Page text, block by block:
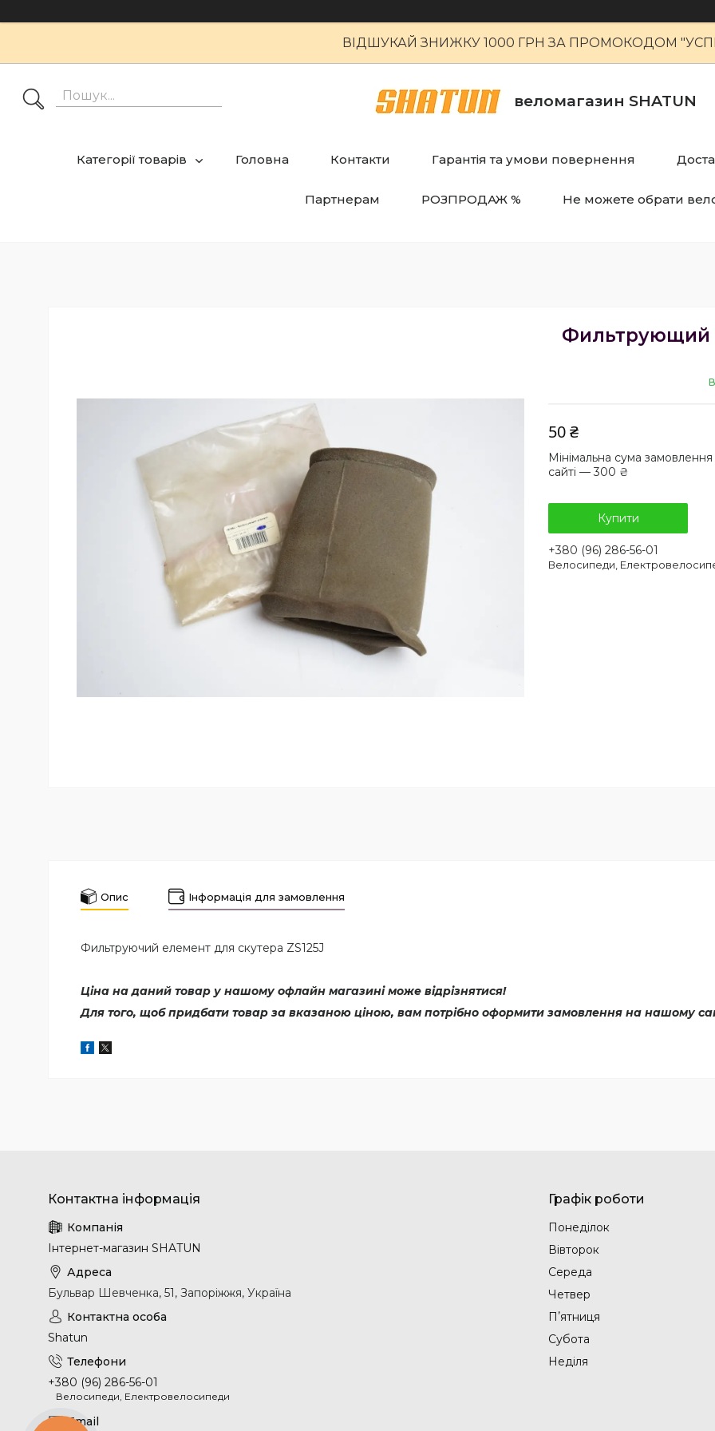
ВІДШУКАЙ ЗНИЖКУ 1000 ГРН ЗА ПРОМОКОДОМ
веломагазин SHATUN
Категорії товарів Головна Контакти Гарантія та умови повернення
Партнерам РОЗПРОДАЖ % Не можете обрати
Фильтрующий
50 ₴
Мінімальна сума
сайті — 300 ₴
Купити
+380 (96) 286-56-01
Велосипеди,
Опис Інформація для замовлення
Фильтруючий елемент для скутера ZS125J
Ціна на даний товар у нашому офлайн магазині може відрізнятися!
Для того, щоб придбати товар за вказаною ціною, вам потрібно оформити замовлення на нашому
Інтернет-магазин SHATUN
Бульвар Шевченка, 51, Запоріжжя, Україна
Shatun
+380 (96) 286-56-01
Велосипеди, Електровелосипеди
Графік роботи
Понеділок
Вівторок
Середа
Четвер
Пʼятниця
Субота
Неділя